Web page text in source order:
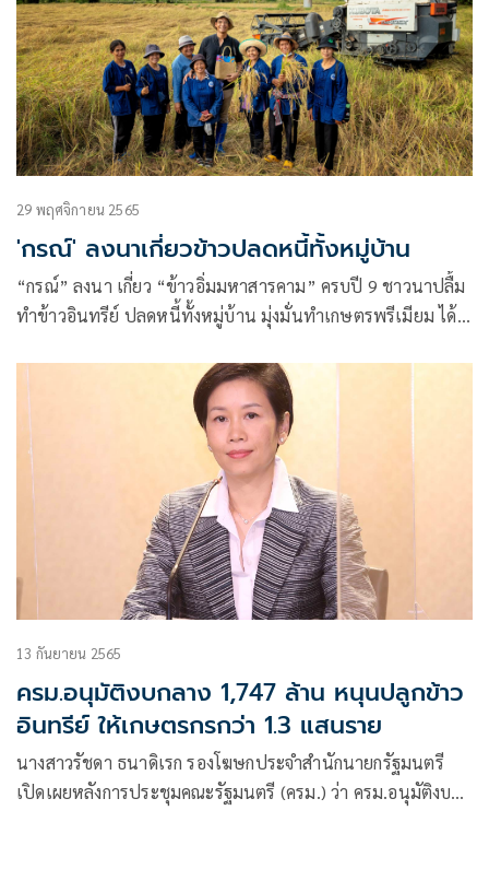
29 พฤศจิกายน 2565
'กรณ์' ลงนาเกี่ยวข้าวปลดหนี้ทั้งหมู่บ้าน
“กรณ์” ลงนา เกี่ยว “ข้าวอิ่มมหาสารคาม” ครบปี 9 ชาวนาปลื้ม
ทำข้าวอินทรีย์ ปลดหนี้ทั้งหมู่บ้าน มุ่งมั่นทำเกษตรพรีเมียม ได้
13 กันยายน 2565
ครม.อนุมัติงบกลาง 1,747 ล้าน หนุนปลูกข้าว
อินทรีย์ ให้เกษตรกรกว่า 1.3 แสนราย
นางสาวรัชดา ธนาดิเรก รองโฆษกประจำสำนักนายกรัฐมนตรี
เปิดเผยหลังการประชุมคณะรัฐมนตรี (ครม.) ว่า ครม.อนุมัติงบ